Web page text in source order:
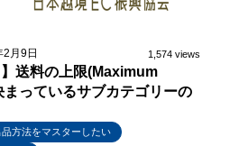
月9日 1,574 views
送料の上限(Maximum
っているサブカテゴリーの
品方法をマスターしたい